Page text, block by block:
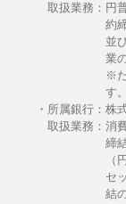
取扱業務： 円
約
並
業
※
す。
・所属銀行：株
取扱業務： 消
締
（
セ
結